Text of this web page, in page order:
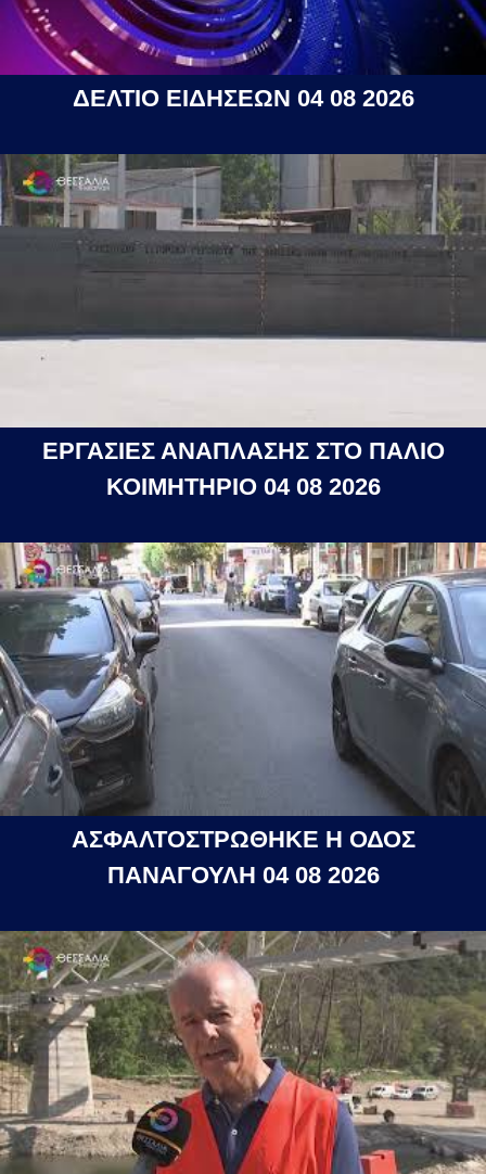
ΔΕΛΤΙΟ ΕΙΔΗΣΕΩΝ 04 08 2026
ΕΡΓΑΣΙΕΣ ΑΝΑΠΛΑΣΗΣ ΣΤΟ ΠΑΛΙΟ
ΚΟΙΜΗΤΗΡΙΟ 04 08 2026
ΑΣΦΑΛΤΟΣΤΡΩΘΗΚΕ Η ΟΔΟΣ
ΠΑΝΑΓΟΥΛΗ 04 08 2026